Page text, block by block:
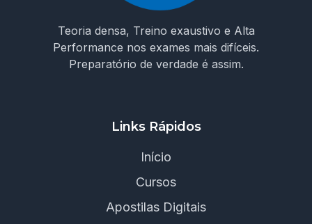
Teoria densa, Treino exaustivo e Alta
Performance nos exames mais difíceis.
Preparatório de verdade é assim.
Links Rápidos
Início
Cursos
Apostilas Digitais